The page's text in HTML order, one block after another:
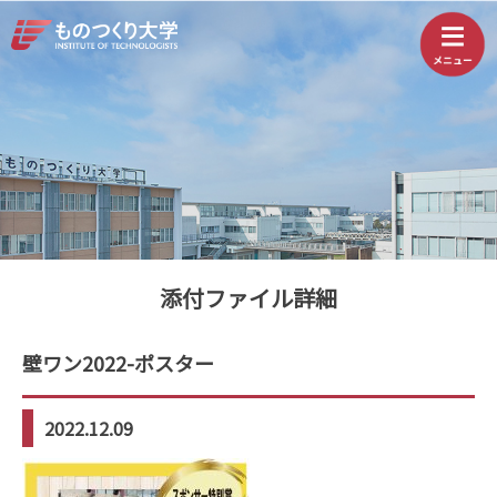
添付ファイル詳細
壁ワン2022-ポスター
2022.12.09